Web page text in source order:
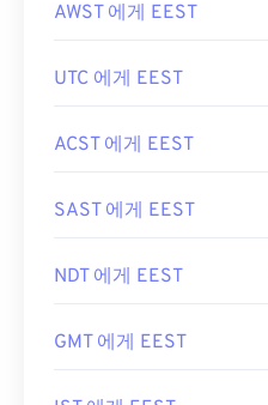
AWST 에게 EEST
UTC 에게 EEST
ACST 에게 EEST
SAST 에게 EEST
NDT 에게 EEST
GMT 에게 EEST